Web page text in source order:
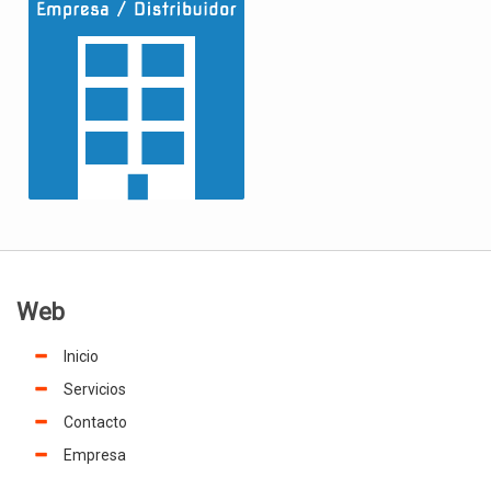
Web
Inicio
Servicios
Contacto
Empresa